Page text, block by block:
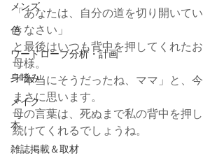
メンズ
色
ワードローブ分析・計画
身嗜み
メイク
本
雑誌掲載＆取材
「あなたは、自分の道を切り開いてい
きなさい」
と最後はいつも背中を押してくれたお
母様。
「本当にそうだったね、ママ」と、今
まさに思います。
母の言葉は、死ぬまで私の背中を押し
続けてくれるでしょうね。